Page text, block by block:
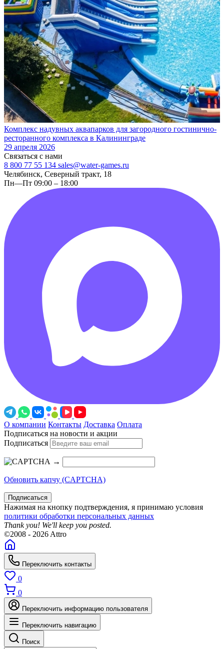
Комплекс надувных аквапарков для загородного гостинично-
ресторанного комплекса в Калининграде
29 апреля 2026
Связаться с нами
8 800 77 55 134 sales@water-games.ru
Челябинск, Северный тракт, 18
Пн—Пт 09:00 – 18:00
О компании Контакты Доставка Оплата
Подписаться на новости и акции
Подписаться
→
Обновить капчу (CAPTCHA)
Подписаться
Нажимая на кнопку подтверждения, я принимаю условия
политики обработки персональных данных
Thank you! We'll keep you posted.
©2008 - 2026 Attro
Переключить контакты
0
0
Переключить информацию пользователя
Переключить навигацию
Поиск